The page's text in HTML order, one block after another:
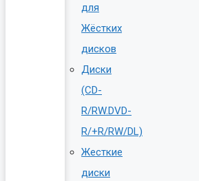
для
Жёстких
дисков
Диски
(CD-
R/RW.DVD-
R/+R/RW/DL)
Жесткие
диски